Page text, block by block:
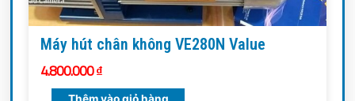
Máy hút chân không VE280N Value
4.800.000₫